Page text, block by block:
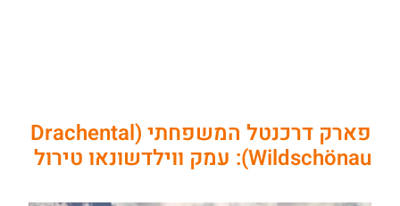
פארק דרכנטל המשפחתי (Drachental
Wildschönau): עמק ווילדשונאו טירול